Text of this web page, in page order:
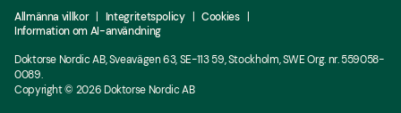
Allmänna villkor Integritetspolicy
Cookies
Information om AI-användning
Doktorse Nordic AB, Sveavägen 63, SE-113 59, Stockholm, SWE Org. nr. 559058-
0089.
Copyright © 2026Doktorse Nordic AB